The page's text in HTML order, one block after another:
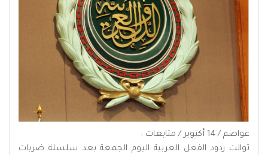
عواصم / 14 أكتوبر / متابعات :
توالت ردود الفعل العربية اليوم الجمعة بعد سلسلة ضربات